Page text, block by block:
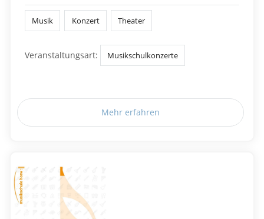
Musik Konzert Theater
Veranstaltungsart: Musikschulkonzerte
Mehr erfahren